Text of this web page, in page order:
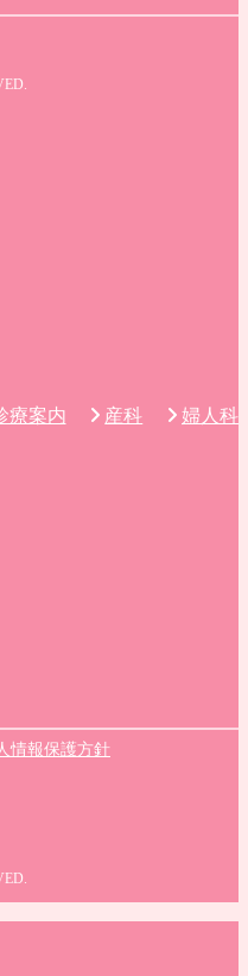
療案内 産科
婦人科
情報保護方針